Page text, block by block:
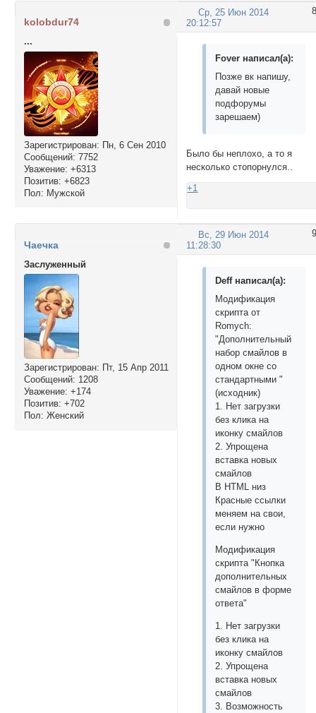
8
Ср, 25 Июн 2014
20:12:57
kolobdur74
...
Зарегистрирован: Пн, 6 Сен 2010
Сообщений: 7752
Уважение: +6313
Позитив: +6823
Пол: Мужской
Fover написал(а):
Позже вк напишу,
давай новые
подфорумы
зарешаем)
Было бы неплохо, а то я
несколько стопорнулся..
+1
9
Вс, 29 Июн 2014
11:28:30
Чаечка
Заслуженный
Зарегистрирован: Пт, 15 Апр 2011
Сообщений: 1208
Уважение: +174
Позитив: +702
Пол: Женский
Deff написал(а):
Модификация
скрипта от
Romych:
"Дополнительный
набор смайлов в
одном окне со
стандартными "
(исходник)
1. Нет загрузки
без клика на
иконку смайлов
2. Упрощена
вставка новых
смайлов
В HTML низ
Красные ссылки
меняем на свои,
если нужно
Модификация
скрипта "Кнопка
дополнительных
смайлов в форме
ответа"
1. Нет загрузки
без клика на
иконку смайлов
2. Упрощена
вставка новых
смайлов
3. Возможность